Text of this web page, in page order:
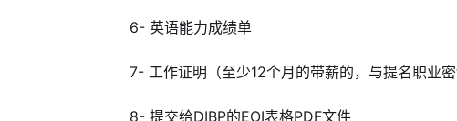
6- 英语能力成绩单
7- 工作证明（至少12个月的带薪的，与提名职业密
8- 提交给DIBP的EOI表格PDF文件